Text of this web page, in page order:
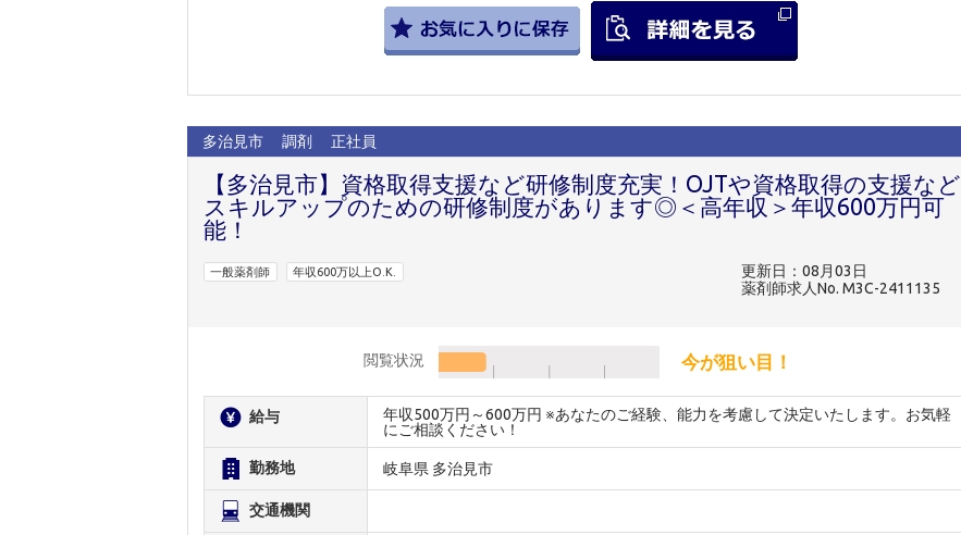
多治見市 調剤 正社員
【多治見市】資格取得支援など研修制度充実！OJTや資格取得の支援など
スキルアップのための研修制度があります◎＜高年収＞年収600万円可
能！
一般薬剤師 年収600万以上O.K.
更新日：08月03日
薬剤師求人No. M3C-2411135
閲覧状況 今が狙い目！
給与
年収500万円～600万円 ※あなたのご経験、能力を考慮して決定いたします。お気軽
にご相談ください！
勤務地 岐阜県 多治見市
交通機関